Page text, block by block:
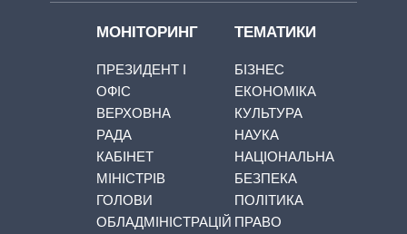
МОНІТОРИНГ
ПРЕЗИДЕНТ І
ОФІС
ВЕРХОВНА
РАДА
КАБІНЕТ
МІНІСТРІВ
ГОЛОВИ
ОБЛАДМІНІСТРАЦІЙ
ТЕМАТИКИ
БІЗНЕС
ЕКОНОМІКА
КУЛЬТУРА
НАУКА
НАЦІОНАЛЬНА
БЕЗПЕКА
ПОЛІТИКА
ПРАВО